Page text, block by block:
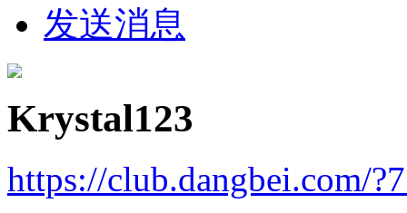
发送消息
Krystal123
https://club.dangbei.com/